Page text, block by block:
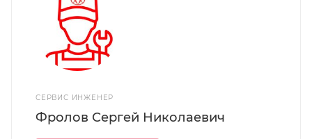
СЕРВИС ИНЖЕНЕР
Фролов Сергей Николаевич